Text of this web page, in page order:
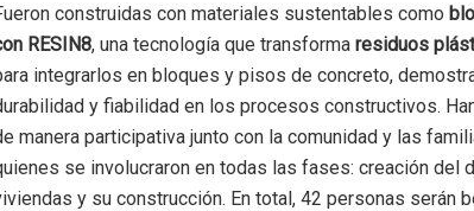
construidas con materiales sustentables como
RESIN8, una tecnología que transforma residuos
integrarlos en bloques y pisos de concreto,
y fiabilidad en los procesos constructivos.
manera participativa junto con la comunidad y las
se involucraron en todas las fases: creación del
y su construcción. En total, 42 personas serán